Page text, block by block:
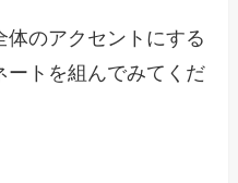
体のアクセントにする
ートを組んでみてくだ